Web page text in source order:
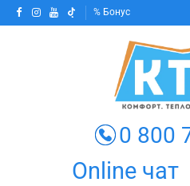
Бонус
0 800
Online чат